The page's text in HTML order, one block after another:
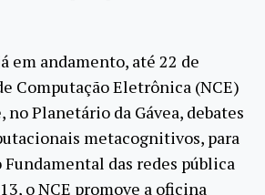
em andamento, até 22 de
Computação Eletrônica (NCE)
no Planetário da Gávea, debates
metacognitivos, para
das redes pública
o NCE promove a oficina